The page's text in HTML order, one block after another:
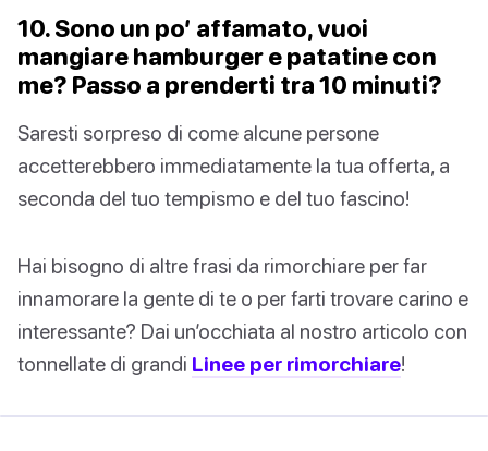
10. Sono un po’ affamato, vuoi
mangiare hamburger e patatine con
me? Passo a prenderti tra 10 minuti?
Saresti sorpreso di come alcune persone
accetterebbero immediatamente la tua offerta, a
seconda del tuo tempismo e del tuo fascino!
Hai bisogno di altre frasi da rimorchiare per far
innamorare la gente di te o per farti trovare carino e
interessante? Dai un’occhiata al nostro articolo con
tonnellate di grandi Linee per rimorchiare!